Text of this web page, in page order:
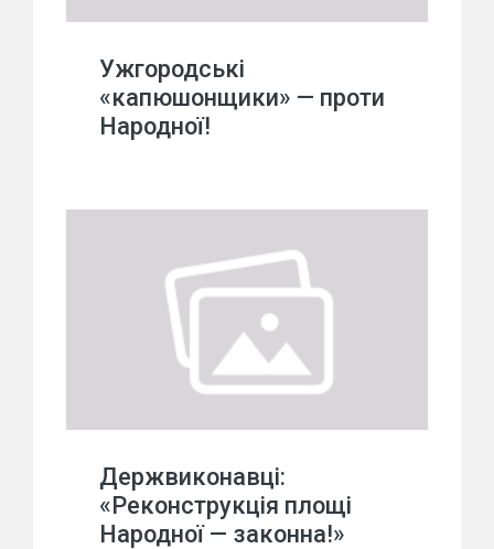
Ужгородські
«капюшонщики» — проти
Народної!
Держвиконавці:
«Реконструкція площі
Народної — законна!»